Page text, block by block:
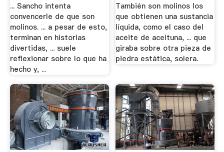
... Sancho intenta
convencerle de que son
molinos. ... a pesar de esto,
terminan en historias
divertidas, ... suele
reflexionar sobre lo que ha
hecho y, ...
También son molinos los
que obtienen una sustancia
líquida, como el caso del
aceite de aceituna, ... que
giraba sobre otra pieza de
piedra estática, solera.